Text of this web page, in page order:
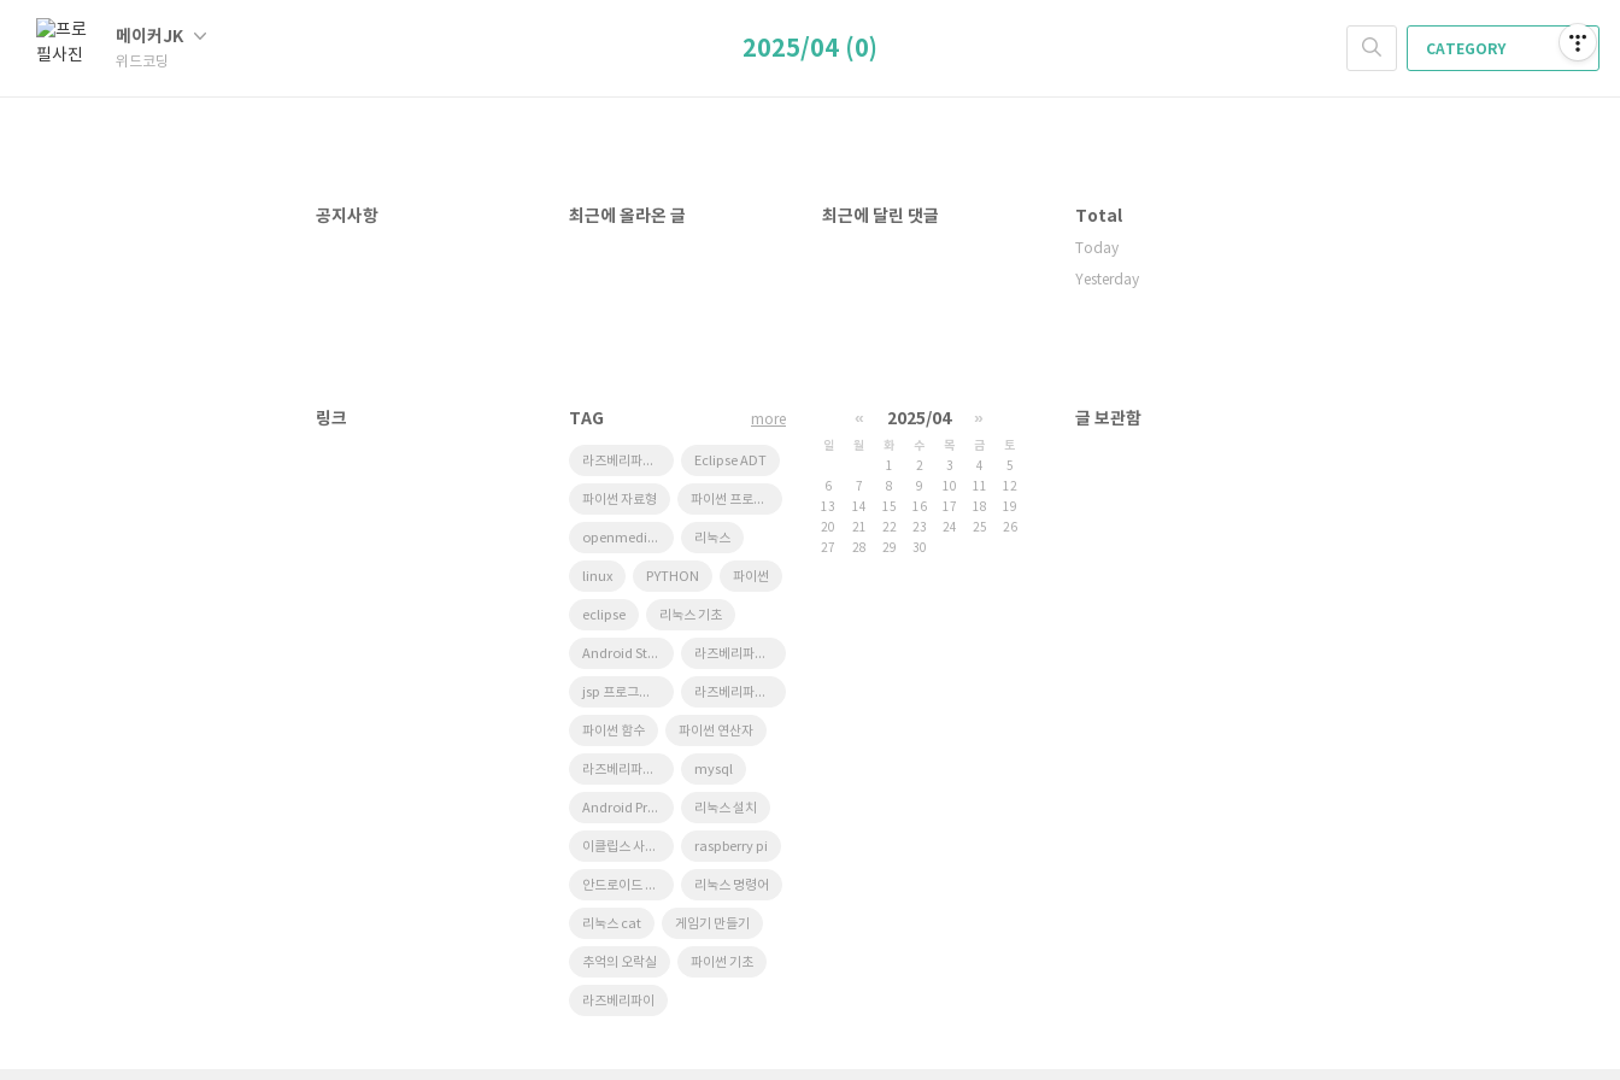
메이커JK
위드코딩
CATEGORY
2025/04 (0)
공지사항 최근에 올라온 글 최근에 달린 댓글 Total
Today
Yesterday
링크 TAG
라즈베리파이 오락실 Eclipse ADT
파이썬 자료형 파이썬 프로그래밍
openmediavault 리눅스
linux PYTHON 파이썬
eclipse 리눅스 기초
Android Studio 라즈베리파이 나스
jsp 프로그래밍 라즈베리파이 NAS
파이썬 함수 파이썬 연산자
라즈베리파이 활용 mysql
Android Programming 리눅스 설치
이클립스 사용법 raspberry pi
안드로이드 프로그래밍 리눅스 명령어
리눅스 cat 게임기 만들기
추억의 오락실 파이썬 기초
라즈베리파이
more « 2025/04 »
일 월 화 수 목 금
토
1
2 3 4
5
6
7 8 9 10 11
12
13
14 15 16 17 18
19
20
21 22 23 24 25
26
27
28 29 30
글 보관함